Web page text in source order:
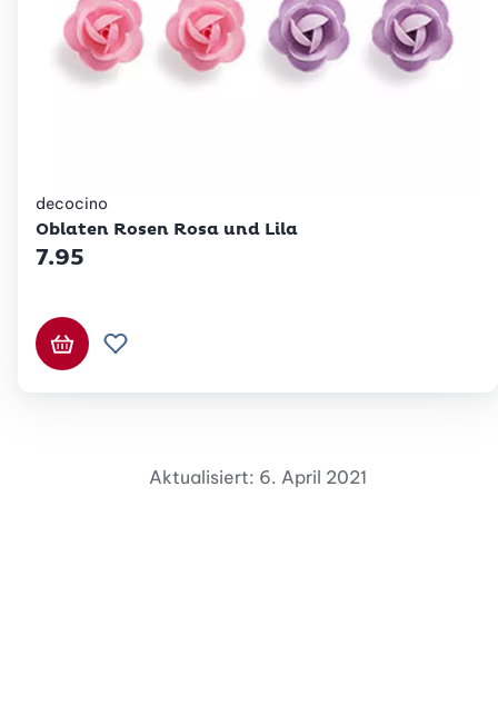
decocino
Oblaten Rosen Rosa und Lila
7.95
In den Warenkorb
Zur Wunschliste hinzufügen
Aktualisiert: 6. April 2021